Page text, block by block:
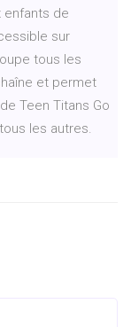
enfants de
sur
tous les
et permet
Teen Titans Go
les autres.